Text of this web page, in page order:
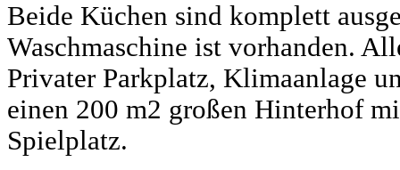
Beide Küchen sind komplett
Waschmaschine ist vorhanden.
Privater Parkplatz, Klimaanlage
einen 200 m2 großen Hinterhof
Spielplatz.